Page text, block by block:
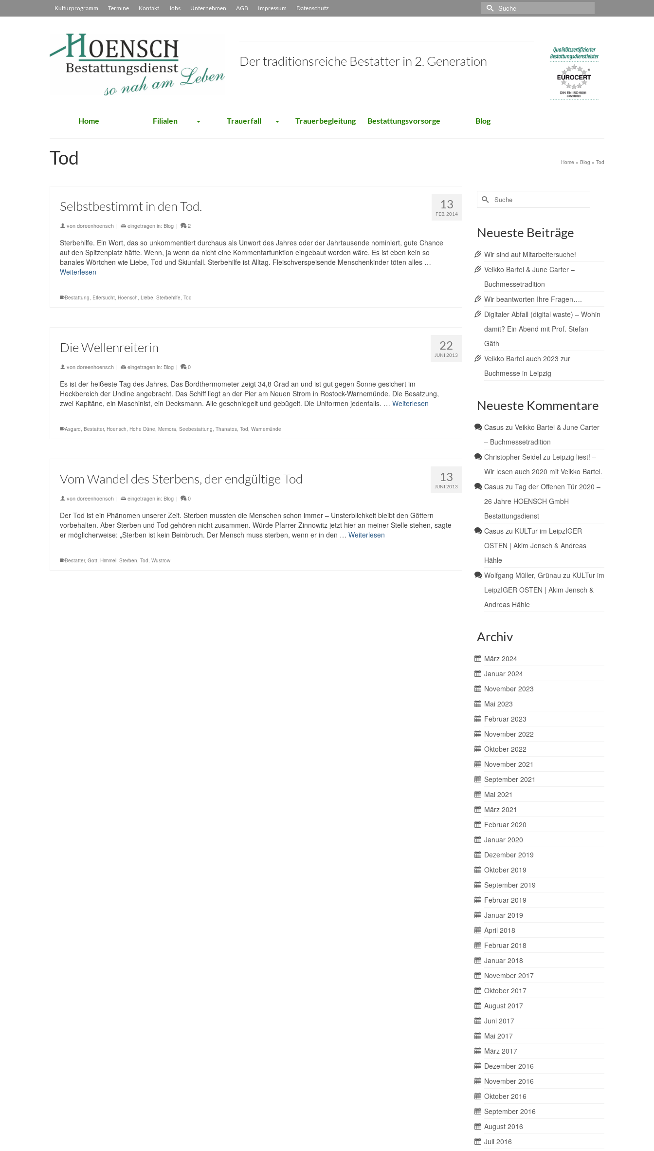
Kulturprogramm Termine Kontakt Jobs Unternehmen AGB Impressum Datenschutz
Suche
nach:
Der traditionsreiche Bestatter in 2. Generation
Home Filialen Trauerfall Trauerbegleitung Bestattungsvorsorge Blog
Tod Home » Blog » Tod
13
FEB. 2014
Selbstbestimmt in den Tod.
vondoreenhoensch | eingetragen in: Blog | 2
Sterbehilfe. Ein Wort, das so unkommentiert durchaus als Unwort des Jahres oder der Jahrtausende nominiert, gute Chance
auf den Spitzenplatz hätte. Wenn, ja wenn da nicht eine Kommentarfunktion eingebaut worden wäre. Es ist eben kein so
banales Wörtchen wie Liebe, Tod und Skiunfall. Sterbehilfe ist Alltag. Fleischverspeisende Menschenkinder töten alles …
Weiterlesen
Bestattung, Eifersucht, Hoensch, Liebe, Sterbehilfe, Tod
22
JUNI 2013
Die Wellenreiterin
vondoreenhoensch | eingetragen in: Blog | 0
Es ist der heißeste Tag des Jahres. Das Bordthermometer zeigt 34,8 Grad an und ist gut gegen Sonne gesichert im
Heckbereich der Undine angebracht. Das Schiff liegt an der Pier am Neuen Strom in Rostock-Warnemünde. Die Besatzung,
zwei Kapitäne, ein Maschinist, ein Decksmann. Alle geschniegelt und gebügelt. Die Uniformen jedenfalls. … Weiterlesen
Asgard, Bestatter, Hoensch, Hohe Düne, Memora, Seebestattung, Thanatos, Tod, Warnemünde
13
JUNI 2013
Vom Wandel des Sterbens, der endgültige Tod
vondoreenhoensch | eingetragen in: Blog | 0
Der Tod ist ein Phänomen unserer Zeit. Sterben mussten die Menschen schon immer – Unsterblichkeit bleibt den Göttern
vorbehalten. Aber Sterben und Tod gehören nicht zusammen. Würde Pfarrer Zinnowitz jetzt hier an meiner Stelle stehen, sagte
er möglicherweise: „Sterben ist kein Beinbruch. Der Mensch muss sterben, wenn er in den … Weiterlesen
Bestatter, Gott, Himmel, Sterben, Tod, Wustrow
Suche
nach:
Neueste Beiträge
Wir sind auf Mitarbeitersuche!
Veikko Bartel & June Carter –
Buchmessetradition
Wir beantworten Ihre Fragen….
Digitaler Abfall (digital waste) – Wohin
damit? Ein Abend mit Prof. Stefan
Gäth
Veikko Bartel auch 2023 zur
Buchmesse in Leipzig
Neueste Kommentare
Casuszu Veikko Bartel & June Carter
– Buchmessetradition
Christopher Seidel zu Leipzig liest! –
Wir lesen auch 2020 mit Veikko Bartel.
Casuszu Tag der Offenen Tür 2020 –
26 Jahre HOENSCH GmbH
Bestattungsdienst
Casuszu KULTur im LeipzIGER
OSTEN | Akim Jensch & Andreas
Hähle
Wolfgang Müller, Grünau zu KULTur im
LeipzIGER OSTEN | Akim Jensch &
Andreas Hähle
Archiv
März 2024
Januar 2024
November 2023
Mai 2023
Februar 2023
November 2022
Oktober 2022
November 2021
September 2021
Mai 2021
März 2021
Februar 2020
Januar 2020
Dezember 2019
Oktober 2019
September 2019
Februar 2019
Januar 2019
April 2018
Februar 2018
Januar 2018
November 2017
Oktober 2017
August 2017
Juni 2017
Mai 2017
März 2017
Dezember 2016
November 2016
Oktober 2016
September 2016
August 2016
Juli 2016